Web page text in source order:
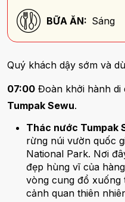
BỮA ĂN: Sáng
Quý khách dậy sớm và
07:00 Đoàn khởi hành di
Tumpak Sewu.
Thác nước Tumpak
rừng núi vườn quốc
National Park. Nơi
đẹp hùng vĩ của
vòng cung đổ xuống
cảnh quan thiên